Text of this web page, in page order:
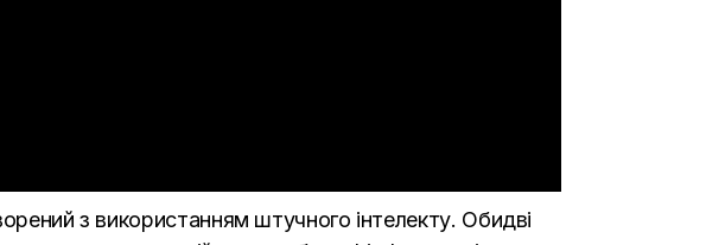
з використанням штучного інтелекту. Обидві